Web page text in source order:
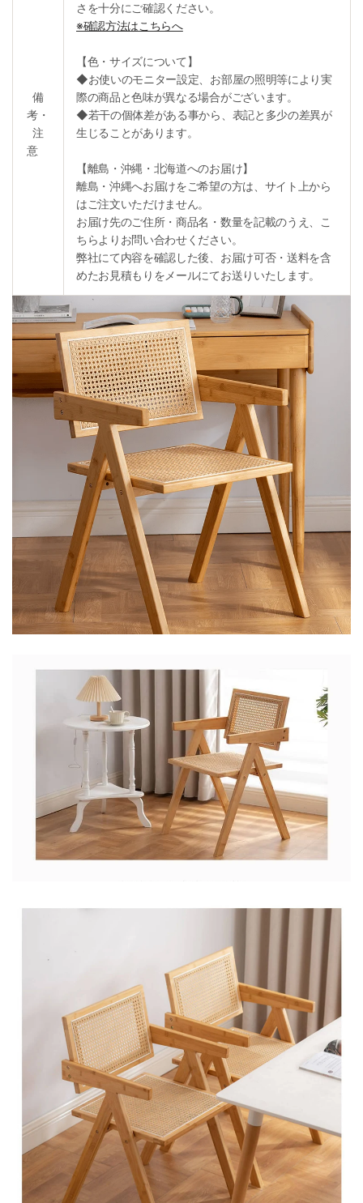
備
考・
注
意
さを十分にご確認ください。
※確認方法はこちらへ
【色・サイズについて】
◆お使いのモニター設定、お部屋の照明等により実
際の商品と色味が異なる場合がございます。
◆若干の個体差がある事から、表記と多少の差異が
生じることがあります。
【離島・沖縄・北海道へのお届け】
離島・沖縄へお届けをご希望の方は、サイト上から
はご注文いただけません。
お届け先のご住所・商品名・数量を記載のうえ、こ
ちらよりお問い合わせください。
弊社にて内容を確認した後、お届け可否・送料を含
めたお見積もりをメールにてお送りいたします。